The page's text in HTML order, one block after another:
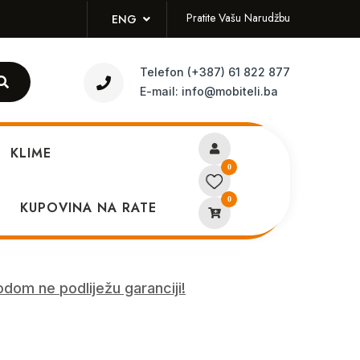
ENG Pratite Vašu Narudžbu
Telefon (+387) 61 822 877
E-mail: info@mobiteli.ba
KLIME
KUPOVINA NA RATE
0
0
XO H100 2G Pink
ne podliježu garanciji!